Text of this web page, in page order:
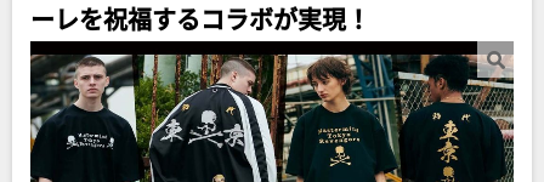
ーレを祝福するコラボが実現！